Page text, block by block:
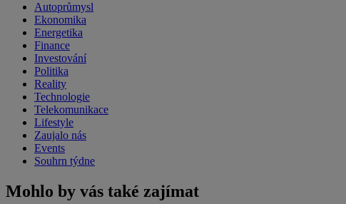
Autoprůmysl
Ekonomika
Energetika
Finance
Investování
Politika
Reality
Technologie
Telekomunikace
Lifestyle
Zaujalo nás
Events
Souhrn týdne
Mohlo by vás také zajímat